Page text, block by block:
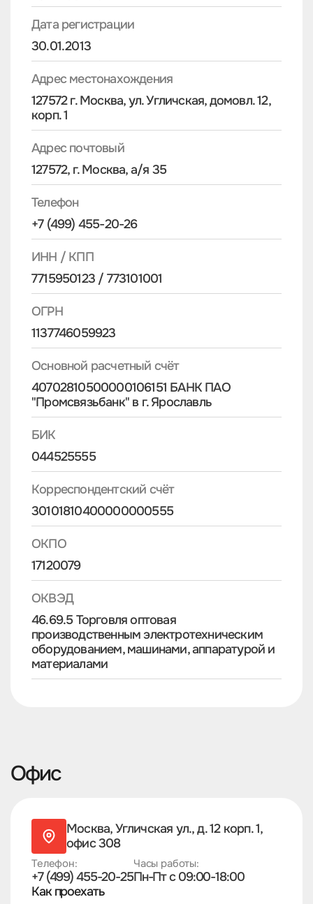
Дата регистрации
30.01.2013
Адрес местонахождения
127572 г. Москва, ул. Угличская, домовл. 12,
корп. 1
Адрес почтовый
127572, г. Москва, а/я 35
Телефон
+7 (499) 455-20-26
ИНН / КПП
7715950123 / 773101001
ОГРН
1137746059923
Основной расчетный счёт
40702810500000106151 БАНК ПАО
"Промсвязьбанк" в г. Ярославль
БИК
044525555
Корреспондентский счёт
30101810400000000555
ОКПО
17120079
ОКВЭД
46.69.5 Торговля оптовая
производственным электротехническим
оборудованием, машинами, аппаратурой и
материалами
Офис
Москва, Угличская ул.,д. 12 корп. 1,
офис 308
Телефон:
+7 (499) 455-20-25
Часы работы:
Пн-Пт c 09:00-18:00
Как проехать